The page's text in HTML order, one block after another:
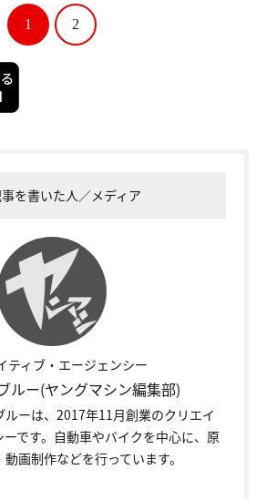
1 2
を書いた人／メディア
ティブ・エージェンシー
ルー(ヤングマシン編集部)
ーは、2017年11月創業のクリエイ
です。自動車やバイクを中心に、原
画制作などを行っています。